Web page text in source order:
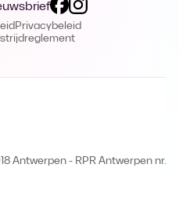
Privacybeleid
Antwerpen - RPR Antwerpen nr.